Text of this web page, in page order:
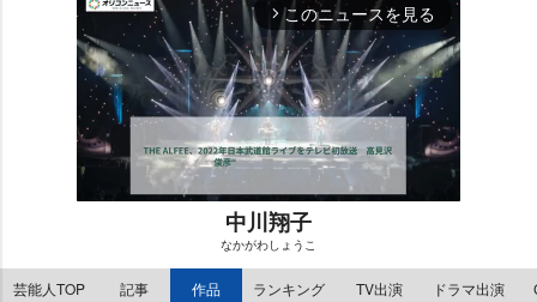
arrow_forward_ios このニュースを見る
M
u
中川翔子
なかがわしょうこ
芸能人TOP 記事 作品 ランキング TV出演 ドラマ出演